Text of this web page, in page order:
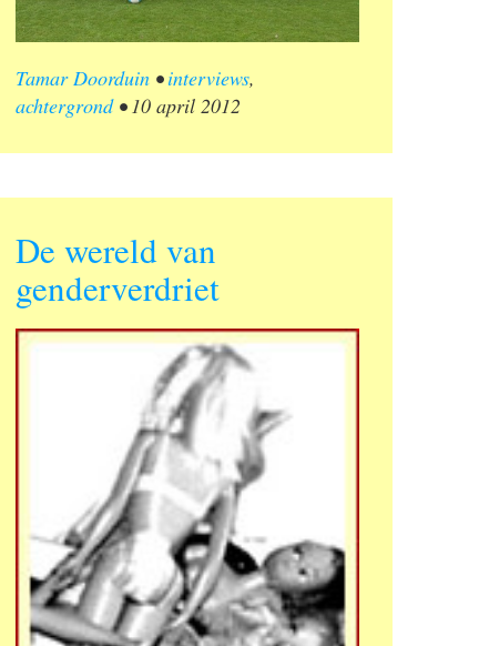
Tamar Doorduin •interviews,
achtergrond•10 april 2012
De wereld van
genderverdriet